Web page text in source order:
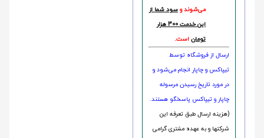
می‌شوند و سود شما از
این خدمت 300 هزار
تومان است.
ارسال از فروشگاه توسط
تیپاکس و چاپار انجام می‌شود و
در مورد تاریخ رسیدن مرسوله
چاپار و تیپاکس پاسخگو هستند.
(هزینه ارسال طبق تعرفه این
شرکتها و به عهده مشتری گرامی